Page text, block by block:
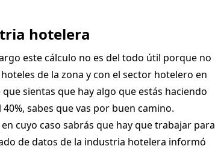
hotelera
este cálculo no es del todo útil porque no
de la zona y con el sector hotelero en
sientas que hay algo que estás haciendo
sabes que vas por buen camino.
cuyo caso sabrás que hay que trabajar para
de datos de la industria hotelera informó